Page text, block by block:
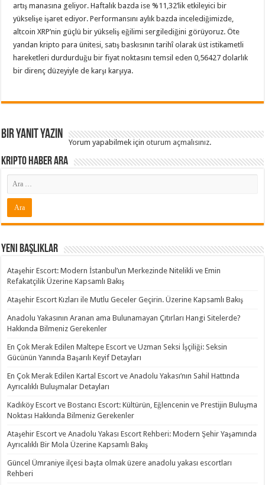
artış manasına geliyor. Haftalık bazda ise %11,32’lik etkileyici bir
yükselişe işaret ediyor. Performansını aylık bazda incelediğimizde,
altcoin XRP’nin güçlü bir yükseliş eğilimi sergilediğini görüyoruz. Öte
yandan kripto para ünitesi, satış baskısının tarihî olarak üst istikametli
hareketleri durdurduğu bir fiyat noktasını temsil eden 0,56427 dolarlık
bir direnç düzeyiyle de karşı karşıya.
Bir yanıt yazın
Yorum yapabilmek içinoturum açmalısınız.
Kripto Haber ARA
Yeni Başlıklar
Ataşehir Escort: Modern İstanbul’un Merkezinde Nitelikli ve Emin
Refakatçilik Üzerine Kapsamlı Bakış
Ataşehir Escort Kızları ile Mutlu Geceler Geçirin. Üzerine Kapsamlı Bakış
Anadolu Yakasının Aranan ama Bulunamayan Çıtırları Hangi Sitelerde?
Hakkında Bilmeniz Gerekenler
En Çok Merak Edilen Maltepe Escort ve Uzman Seksi İşçiliği: Seksin
Gücünün Yanında Başarılı Keyif Detayları
En Çok Merak Edilen Kartal Escort ve Anadolu Yakası’nın Sahil Hattında
Ayrıcalıklı Buluşmalar Detayları
Kadıköy Escort ve Bostancı Escort: Kültürün, Eğlencenin ve Prestijin Buluşma
Noktası Hakkında Bilmeniz Gerekenler
Ataşehir Escort ve Anadolu Yakası Escort Rehberi: Modern Şehir Yaşamında
Ayrıcalıklı Bir Mola Üzerine Kapsamlı Bakış
Güncel Ümraniye ilçesi başta olmak üzere anadolu yakası escortları
Rehberi